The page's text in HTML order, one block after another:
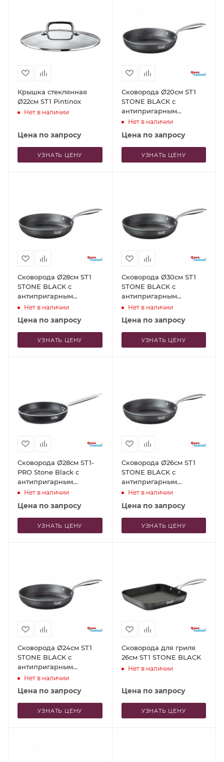
Крышка стеклянная
Ø22см ST1 Pintinox
Нет в наличии
Цена по запросу
УЗНАТЬ ЦЕНУ
Сковорода Ø20см ST1
STONE BLACK с
антипригарным
покрытием
Нет в наличии
Цена по запросу
УЗНАТЬ ЦЕНУ
Сковорода Ø28см ST1
STONE BLACK с
антипригарным
покрытием
Нет в наличии
Цена по запросу
УЗНАТЬ ЦЕНУ
Сковорода Ø30см ST1
STONE BLACK с
антипригарным
покрытием
Нет в наличии
Цена по запросу
УЗНАТЬ ЦЕНУ
Сковорода Ø28см ST1-
PRO Stone Black с
антипригарным
покрытием
Нет в наличии
Цена по запросу
УЗНАТЬ ЦЕНУ
Сковорода Ø26см ST1
STONE BLACK с
антипригарным
покрытием
Нет в наличии
Цена по запросу
УЗНАТЬ ЦЕНУ
Сковорода Ø24см ST1
STONE BLACK с
антипригарным
покрытием
Нет в наличии
Цена по запросу
УЗНАТЬ ЦЕНУ
Сковорода для гриля
26см ST1 STONE BLACK
Нет в наличии
Цена по запросу
УЗНАТЬ ЦЕНУ